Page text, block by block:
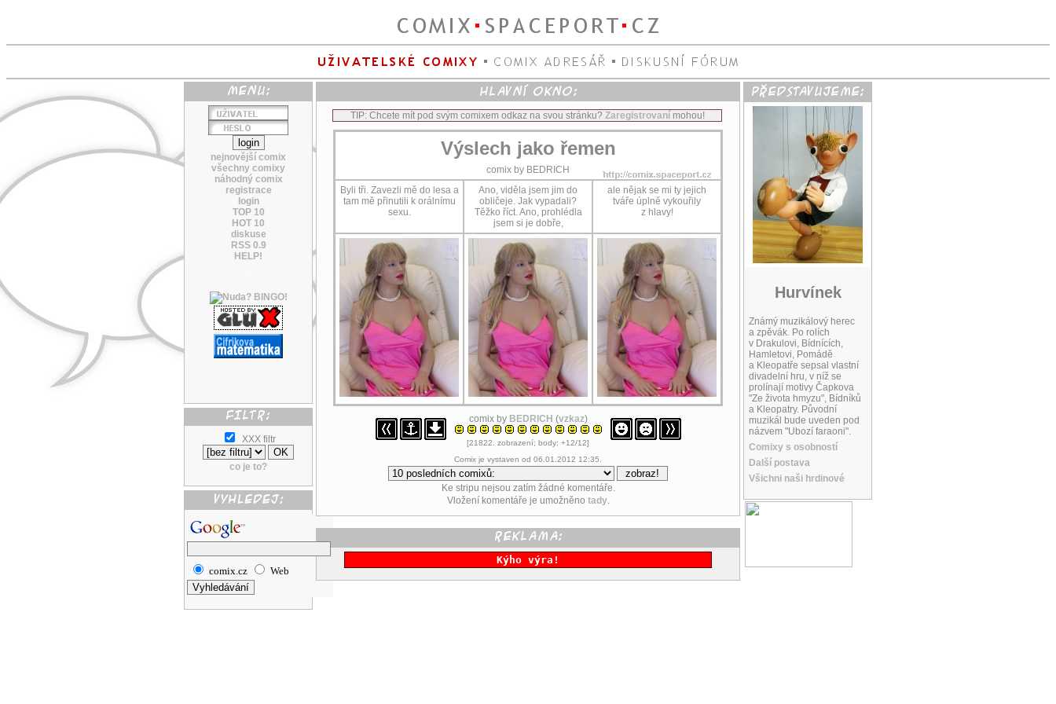
nejnovější comix
všechny comixy
náhodný comix
registrace
login
TOP 10
HOT 10
diskuse
RSS 0.9
HELP!
XXX filtr
co je to?
comix.cz Web
TIP: Chcete mít pod svým comixem odkaz na svou stránku? Zaregistrovanímohou!
Výslech jako řemen
comix by BEDRICH
Byli tři. Zavezli mě do lesa a
tam mě přinutili k orálnímu
sexu.
Ano, viděla jsem jim do
obličeje. Jak vypadali?
Těžko říct. Ano, prohlédla
jsem si je dobře,
ale nějak se mi ty jejich
tváře úplně vykouřily
z hlavy!
comix by BEDRICH (vzkaz)
[21822. zobrazení; body: +12/12]
Comix je vystaven od 06.01.2012 12:35.
Ke stripu nejsou zatím žádné komentáře.
Vložení komentáře je umožněno tady.
Kýho výra!
Hurvínek
Známý muzikálový herec
a zpěvák. Po rolích
v Drakulovi, Bídnících,
Hamletovi, Pomádě
a Kleopatře sepsal vlastní
divadelní hru, v níž se
prolínají motivy Čapkova
"Ze života hmyzu", Bídníků
a Kleopatry. Původní
muzikál bude uveden pod
názvem "Ubozí faraoni".
Comixy s osobností
Další postava
Všichni naši hrdinové